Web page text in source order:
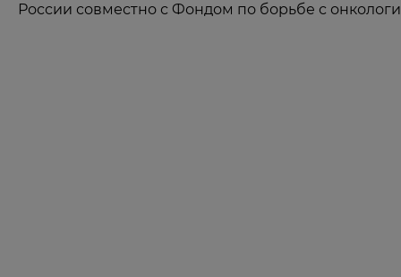
России совместно с Фондом по борьбе с